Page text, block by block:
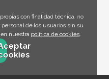
con finalidad técnica, no
de los usuarios sin su
nuestra política de cookies.